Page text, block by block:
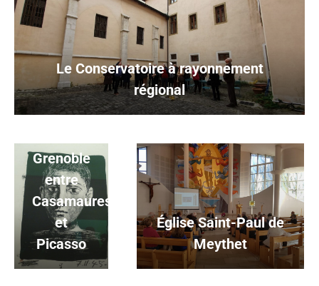
Le Conservatoire à rayonnement
régional
Grenoble
entre
Casamaures
et
Picasso
Église Saint-Paul de
Meythet